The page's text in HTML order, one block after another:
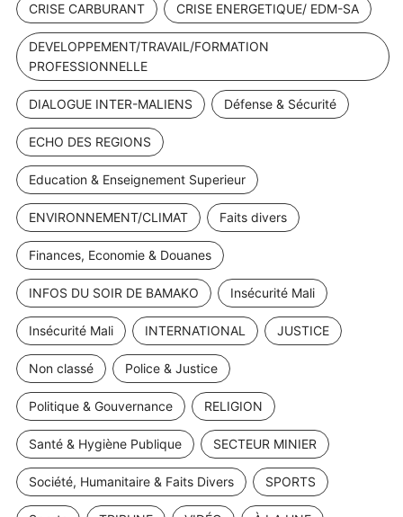
CRISE CARBURANT CRISE ENERGETIQUE/ EDM-SA
DEVELOPPEMENT/TRAVAIL/FORMATION
PROFESSIONNELLE
DIALOGUE INTER-MALIENS Défense & Sécurité
ECHO DES REGIONS
Education & Enseignement Superieur
ENVIRONNEMENT/CLIMAT Faits divers
Finances, Economie & Douanes
INFOS DU SOIR DE BAMAKO Insécurité Mali
Insécurité Mali INTERNATIONAL JUSTICE
Non classé Police & Justice
Politique & Gouvernance RELIGION
Santé & Hygiène Publique SECTEUR MINIER
Société, Humanitaire & Faits Divers SPORTS